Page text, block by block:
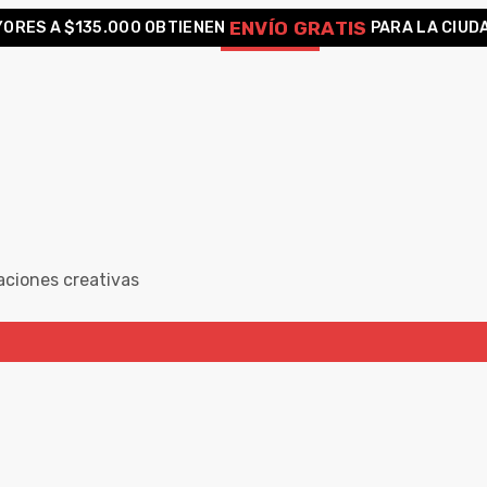
A $135.000 OBTIENEN ENVÍO GRATIS PARA LA
creativas